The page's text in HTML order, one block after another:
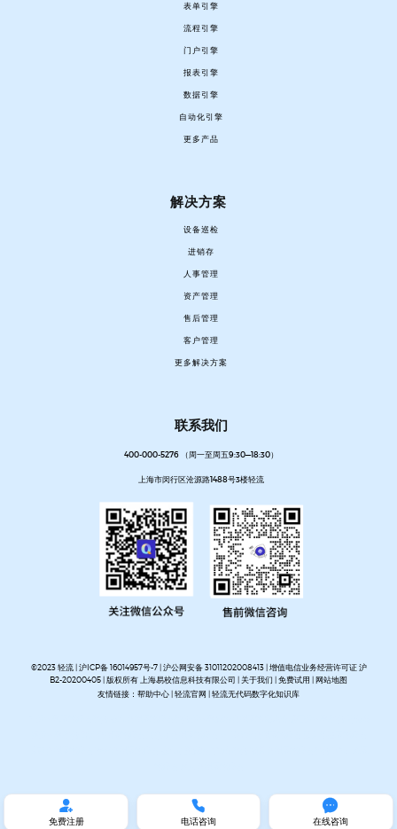
表单引擎
流程引擎
门户引擎
报表引擎
数据引擎
自动化引擎
更多产品
解决方案
设备巡检
进销存
人事管理
资产管理
售后管理
客户管理
更多解决方案
联系我们
400-000-5276 （周一至周五9:30—18:30）
上海市闵行区沧源路1488号3楼轻流
©2023 轻流 |沪ICP备 16014957号-7|沪公网安备 31011202008413| 增值电信业务经营许可证 沪
B2-20200405 | 版权所有 上海易校信息科技有限公司 |关于我们 |免费试用 |网站地图
友情链接： 帮助中心|轻流官网 |轻流无代码数字化知识库

免费注册

电话咨询

在线咨询